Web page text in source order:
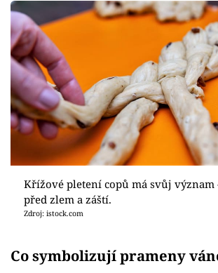
Křížové pletení copů má svůj
před zlem a záští.
Zdroj: istock.com
Co symbolizují prameny